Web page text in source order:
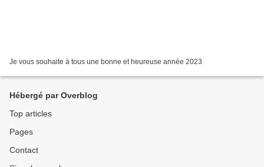
Je vous souhaite à tous une bonne et heureuse année 2023
Hébergé par Overblog
Top articles
Pages
Contact